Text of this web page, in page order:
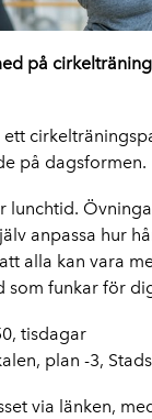
på
på dagsformen.
lunchtid.
anpassa hur
alla kan vara
som funkar för
tisdagar
plan -3,
via länken,